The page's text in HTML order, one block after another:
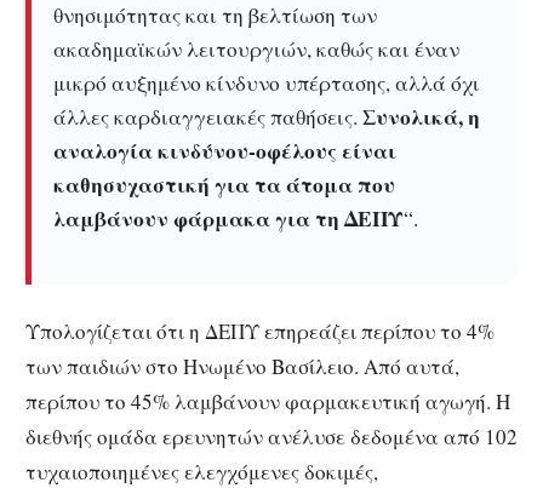
θνησιμότητας και τη βελτίωση των
ακαδημαϊκών λειτουργιών, καθώς και έναν
μικρό αυξημένο κίνδυνο υπέρτασης, αλλά όχι
άλλες καρδιαγγειακές παθήσεις. Συνολικά, η
αναλογία κινδύνου-οφέλους είναι
καθησυχαστική για τα άτομα που
λαμβάνουν φάρμακα για τη ΔΕΠΥ“.
Υπολογίζεται ότι η ΔΕΠΥ επηρεάζει περίπου το 4%
των παιδιών στο Ηνωμένο Βασίλειο. Από αυτά,
περίπου το 45% λαμβάνουν φαρμακευτική αγωγή. Η
διεθνής ομάδα ερευνητών ανέλυσε δεδομένα από 102
τυχαιοποιημένες ελεγχόμενες δοκιμές,